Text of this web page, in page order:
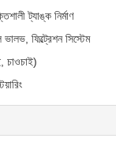
ট্যাঙ্ক নির্মাণ
ফিল্ট্রেশন সিস্টেম
চাওচাই)